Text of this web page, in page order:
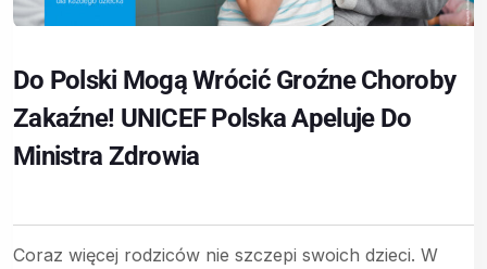
Do Polski Mogą Wrócić Groźne Choroby
Zakaźne! UNICEF Polska Apeluje Do
Ministra Zdrowia
Coraz więcej rodziców nie szczepi swoich dzieci. W